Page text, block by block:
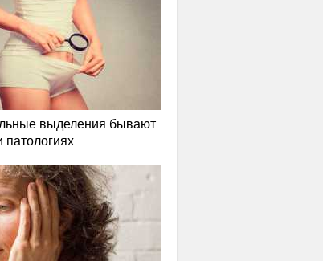
выделения бывают
патологиях